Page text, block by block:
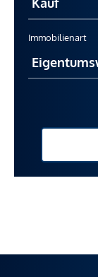
Immobilienart